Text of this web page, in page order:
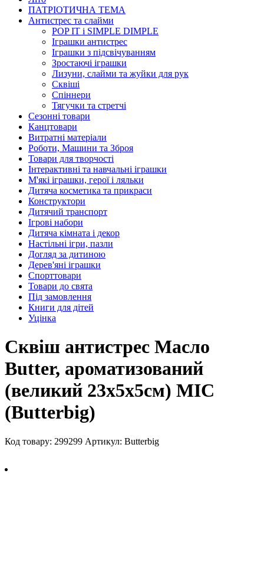
ПАТРІОТИЧНА ТЕМА
Антистрес та слайми
POP IT і SIMPLE DIMPLE
Іграшки антистрес
Іграшки з підсвічуванням
Зростаючі іграшки
Лизуни, слайми та жуйки для рук
Сквіші
Спіннери
Тягучки та стретчі
Сезонні товари
Канцтовари
Витратні матеріали
Роботи, Машини та Зброя
Товари для творчості
Інтерактивні та навчальні іграшки
М'які іграшки, герої і ляльки
Дитяча косметика та прикраси
Конструктори
Дитячий транспорт
Ігрові набори
Дитяча кімната і декор
Настільні ігри, пазли
Догляд за дитиною
Дерев'яні іграшки
Спорттовари
Товари до свята
Під замовлення
Книги для дітей
Уцінка
Сквіш антистрес Масло
Butter, ароматизований
(великий 23х5х5см) MIC
(Butterbig)
Код товару: 299299 Артикул: Butterbig